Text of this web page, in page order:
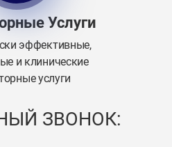
Услуги
эффективные,
и клинические
услуги
ЗВОНОК: